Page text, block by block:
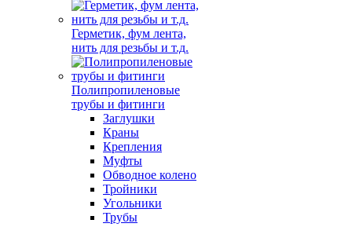
Герметик, фум лента,
нить для резьбы и т.д.
Полипропиленовые
трубы и фитинги
Заглушки
Краны
Крепления
Муфты
Обводное колено
Тройники
Угольники
Трубы